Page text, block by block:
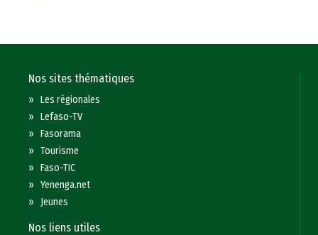
Nos sites thématiques
»Les régionales
»Lefaso-TV
»Fasorama
»Tourisme
»Faso-TIC
»Yenenga.net
» Jeunes
Nos liens utiles